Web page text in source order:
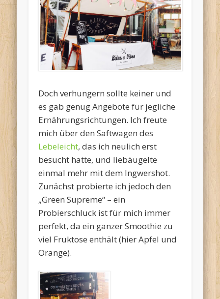
Doch verhungern sollte keiner und
es gab genug Angebote für jegliche
Ernährungsrichtungen. Ich freute
mich über den Saftwagen des
Lebeleicht, das ich neulich erst
besucht hatte, und liebäugelte
einmal mehr mit dem Ingwershot.
Zunächst probierte ich jedoch den
„Green Supreme“ – ein
Probierschluck ist für mich immer
perfekt, da ein ganzer Smoothie zu
viel Fruktose enthält (hier Apfel und
Orange).